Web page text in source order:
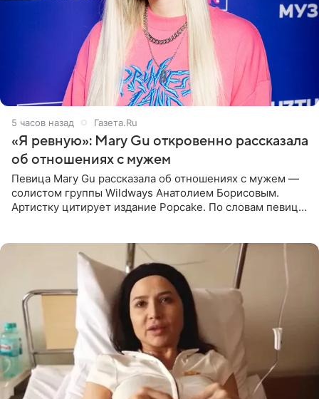
5 часов назад Газета.Ru
«Я ревную»: Mary Gu откровенно рассказала
об отношениях с мужем
Певица Mary Gu рассказала об отношениях с мужем —
солистом группы Wildways Анатолием Борисовым.
Артистку цитирует издание Popcake. По словам певицы,